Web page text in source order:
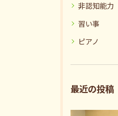
非認知能力
習い事
ピアノ
最近の投稿